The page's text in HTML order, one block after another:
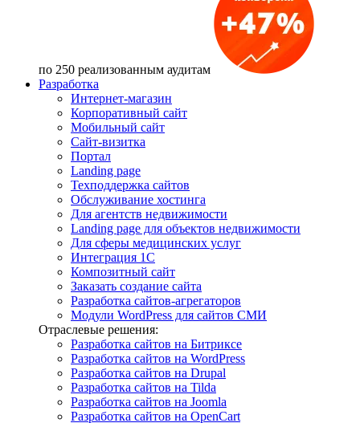
по 250 реализованным аудитам
Разработка
Интернет-магазин
Корпоративный сайт
Мобильный сайт
Сайт-визитка
Портал
Landing page
Техподдержка сайтов
Обслуживание хостинга
Для агентств недвижимости
Landing page для объектов недвижимости
Для сферы медицинских услуг
Интеграция 1С
Композитный сайт
Заказать создание сайта
Разработка сайтов-агрегаторов
Модули WordPress для сайтов СМИ
Отраслевые решения:
Разработка сайтов на Битриксе
Разработка сайтов на WordPress
Разработка сайтов на Drupal
Разработка сайтов на Tilda
Разработка сайтов на Joomla
Разработка сайтов на OpenCart